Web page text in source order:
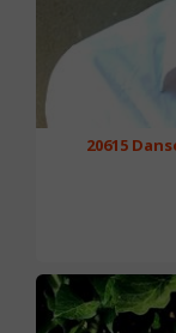
20615